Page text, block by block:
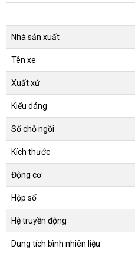
Nhà sản xuất
Tên xe
Xuất xứ
Kiểu dáng
Số chỗ ngồi
Kích thước
Động cơ
Hộp số
Hệ truyền động
Dung tích bình nhiên liệu